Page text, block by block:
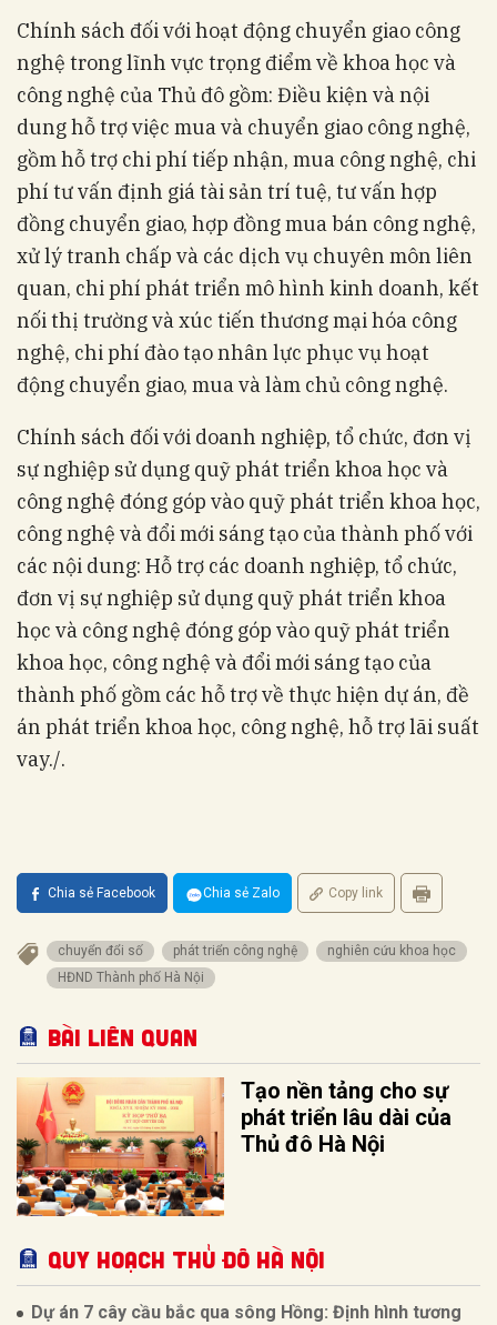
Chính sách đối với hoạt động chuyển giao công
nghệ trong lĩnh vực trọng điểm về khoa học và
công nghệ của Thủ đô gồm: Điều kiện và nội
dung hỗ trợ việc mua và chuyển giao công nghệ,
gồm hỗ trợ chi phí tiếp nhận, mua công nghệ, chi
phí tư vấn định giá tài sản trí tuệ, tư vấn hợp
đồng chuyển giao, hợp đồng mua bán công nghệ,
xử lý tranh chấp và các dịch vụ chuyên môn liên
quan, chi phí phát triển mô hình kinh doanh, kết
nối thị trường và xúc tiến thương mại hóa công
nghệ, chi phí đào tạo nhân lực phục vụ hoạt
động chuyển giao, mua và làm chủ công nghệ.
Chính sách đối với doanh nghiệp, tổ chức, đơn vị
sự nghiệp sử dụng quỹ phát triển khoa học và
công nghệ đóng góp vào quỹ phát triển khoa học,
công nghệ và đổi mới sáng tạo của thành phố với
các nội dung: Hỗ trợ các doanh nghiệp, tổ chức,
đơn vị sự nghiệp sử dụng quỹ phát triển khoa
học và công nghệ đóng góp vào quỹ phát triển
khoa học, công nghệ và đổi mới sáng tạo của
thành phố gồm các hỗ trợ về thực hiện dự án, đề
án phát triển khoa học, công nghệ, hỗ trợ lãi suất
vay./.
Chia sẻ Facebook Chia sẻ Zalo Copy link
chuyển đổi số phát triển công nghệ
nghiên cứu khoa học
HĐND Thành phố Hà Nội
Bài liên quan
Tạo nền tảng cho sự
phát triển lâu dài của
Thủ đô Hà Nội
QUY HOẠCH THỦ ĐÔ HÀ NỘI
Dự án 7 cây cầu bắc qua sông Hồng: Định hình tương